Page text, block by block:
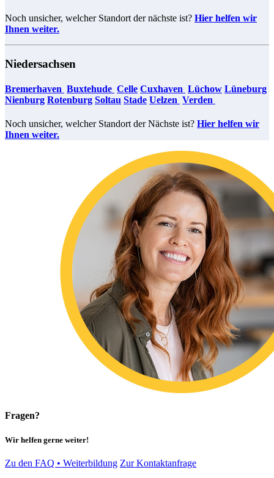
Noch unsicher, welcher Standort der nächste ist? Hier helfen wir
Ihnen weiter.
Niedersachsen
Bremerhaven Buxtehude Celle Cuxhaven Lüchow Lüneburg
Nienburg Rotenburg Soltau Stade Uelzen Verden
Noch unsicher, welcher Standort der Nächste ist? Hier helfen wir
Ihnen weiter.
Fragen?
Wir helfen gerne weiter!
Zu den FAQ • Weiterbildung Zur Kontaktanfrage